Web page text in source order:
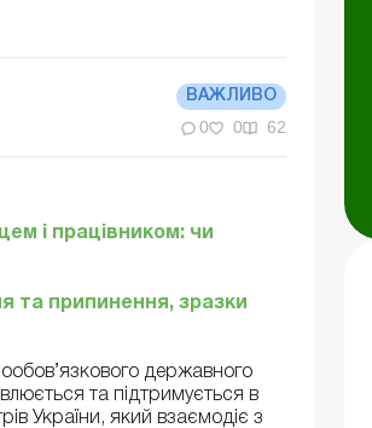
ВАЖЛИВО
0 0 62
і працівником: чи
та припинення, зразки
державного
та підтримується в
України, який взаємодіє з